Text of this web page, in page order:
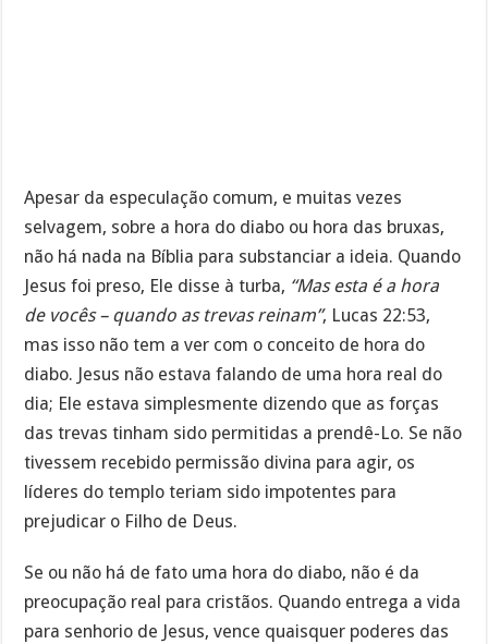
Apesar da especulação comum, e muitas vezes
selvagem, sobre a hora do diabo ou hora das bruxas,
não há nada na Bíblia para substanciar a ideia. Quando
Jesus foi preso, Ele disse à turba, “Mas esta é a hora
de vocês – quando as trevas reinam”, Lucas 22:53,
mas isso não tem a ver com o conceito de hora do
diabo. Jesus não estava falando de uma hora real do
dia; Ele estava simplesmente dizendo que as forças
das trevas tinham sido permitidas a prendê-Lo. Se não
tivessem recebido permissão divina para agir, os
líderes do templo teriam sido impotentes para
prejudicar o Filho de Deus.
Se ou não há de fato uma hora do diabo, não é da
preocupação real para cristãos. Quando entrega a vida
para senhorio de Jesus, vence quaisquer poderes das